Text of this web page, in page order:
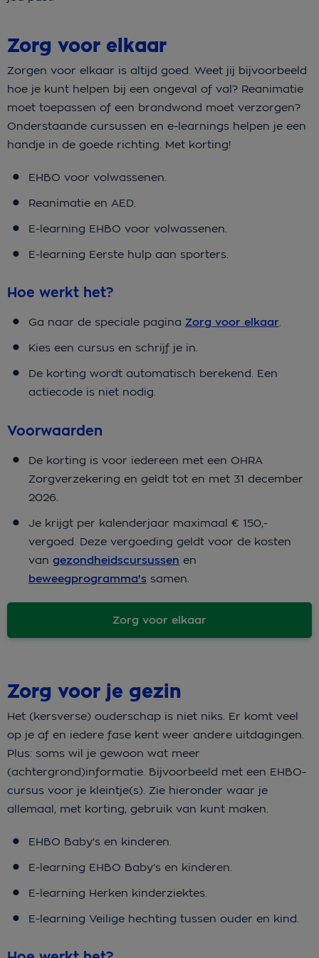
Zorg voor elkaar
Zorgen voor elkaar is altijd goed. Weet jij bijvoorbeeld
hoe je kunt helpen bij een ongeval of val? Reanimatie
moet toepassen of een brandwond moet verzorgen?
Onderstaande cursussen en e-learnings helpen je een
handje in de goede richting. Met korting!
EHBO voor volwassenen.
Reanimatie en AED.
E-learning EHBO voor volwassenen.
E-learning Eerste hulp aan sporters.
Hoe werkt het?
Ga naar de speciale pagina Zorg voor elkaar.
Kies een cursus en schrijf je in.
De korting wordt automatisch berekend. Een
actiecode is niet nodig.
Voorwaarden
De korting is voor iedereen met een OHRA
Zorgverzekering en geldt tot en met 31 december
2026.
Je krijgt per kalenderjaar maximaal € 150,-
vergoed. Deze vergoeding geldt voor de kosten
van gezondheidscursussen en
beweegprogramma's samen.
Zorg voor elkaar
Zorg voor je gezin
Het (kersverse) ouderschap is niet niks. Er komt veel
op je af en iedere fase kent weer andere uitdagingen.
Plus: soms wil je gewoon wat meer
(achtergrond)informatie. Bijvoorbeeld met een EHBO-
cursus voor je kleintje(s). Zie hieronder waar je
allemaal, met korting, gebruik van kunt maken.
EHBO Baby’s en kinderen.
E-learning EHBO Baby’s en kinderen.
E-learning Herken kinderziektes.
E-learning Veilige hechting tussen ouder en kind.